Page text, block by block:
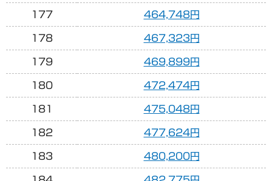
177 464,748円
178 467,323円
179 469,899円
180 472,474円
181 475,048円
182 477,624円
183 480,200円